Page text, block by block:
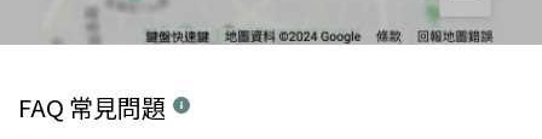
FAQ 常見問題